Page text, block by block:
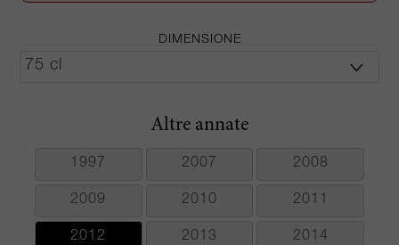
DIMENSIONE
Altre annate
1997 2007 2008
2009 2010 2011
2012 2013 2014